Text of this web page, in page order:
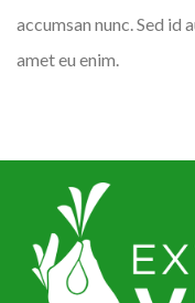
accumsan nunc. Sed id
amet eu enim.